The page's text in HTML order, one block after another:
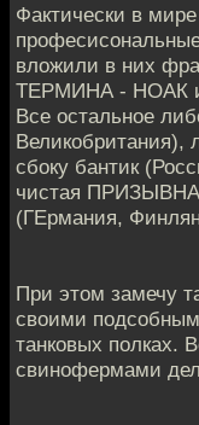
Фактически в
вложили в них
ТЕРМИНА - НОАК
Все остальное
сбоку бантик
чистая
(ГЕрмания,
При этом замечу
своими
танковых полках.
свинофермами